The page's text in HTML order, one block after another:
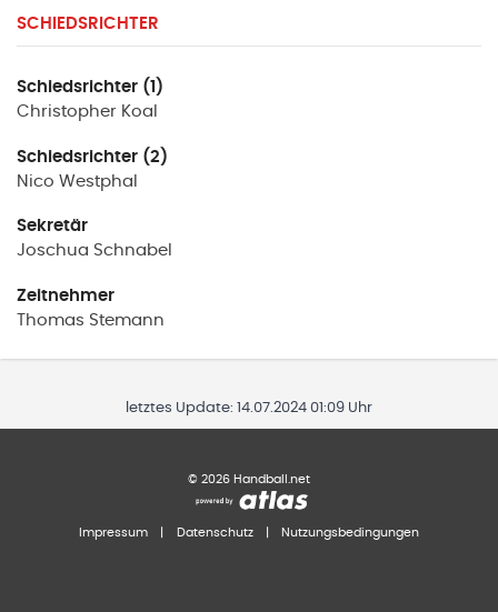
SCHIEDSRICHTER
Schiedsrichter (1)
Christopher Koal
Schiedsrichter (2)
Nico Westphal
Sekretär
Joschua Schnabel
Zeitnehmer
Thomas Stemann
letztes Update: 14.07.2024 01:09 Uhr
© 2026 Handball.net
Impressum Datenschutz Nutzungsbedingungen